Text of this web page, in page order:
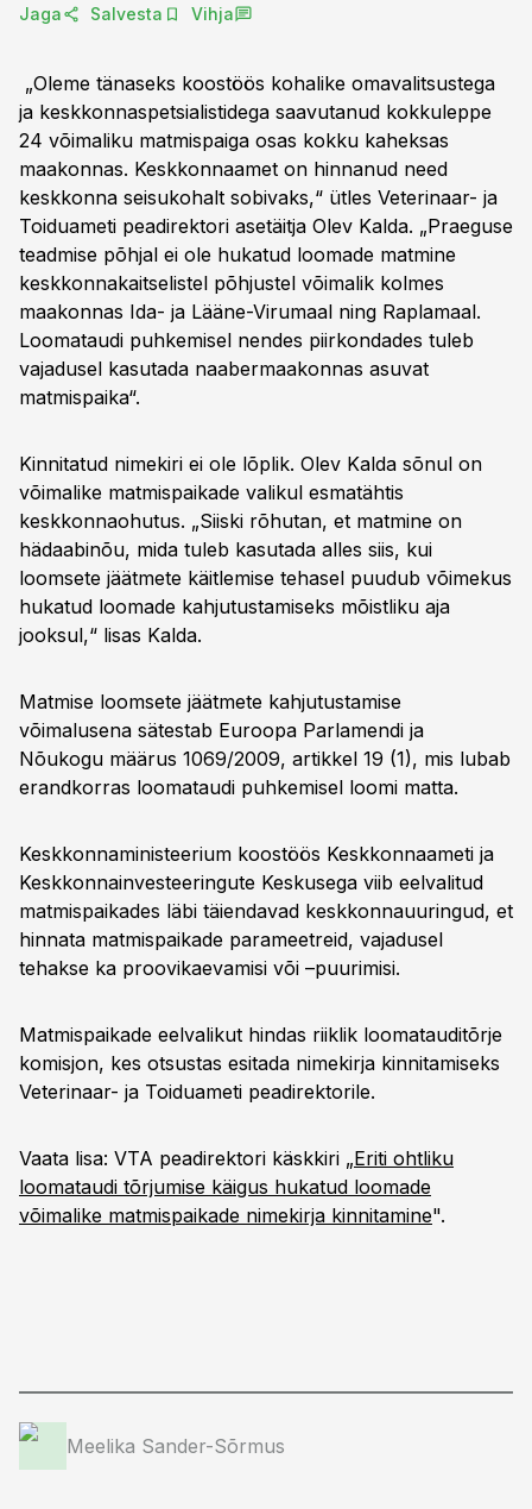
Jaga Salvesta Vihja
„Oleme tänaseks koostöös kohalike omavalitsustega
ja keskkonnaspetsialistidega saavutanud kokkuleppe
24 võimaliku matmispaiga osas kokku kaheksas
maakonnas. Keskkonnaamet on hinnanud need
keskkonna seisukohalt sobivaks,“ ütles Veterinaar- ja
Toiduameti peadirektori asetäitja Olev Kalda. „Praeguse
teadmise põhjal ei ole hukatud loomade matmine
keskkonnakaitselistel põhjustel võimalik kolmes
maakonnas Ida- ja Lääne-Virumaal ning Raplamaal.
Loomataudi puhkemisel nendes piirkondades tuleb
vajadusel kasutada naabermaakonnas asuvat
matmispaika“.
Kinnitatud nimekiri ei ole lõplik. Olev Kalda sõnul on
võimalike matmispaikade valikul esmatähtis
keskkonnaohutus. „Siiski rõhutan, et matmine on
hädaabinõu, mida tuleb kasutada alles siis, kui
loomsete jäätmete käitlemise tehasel puudub võimekus
hukatud loomade kahjutustamiseks mõistliku aja
jooksul,“ lisas Kalda.
Matmise loomsete jäätmete kahjutustamise
võimalusena sätestab Euroopa Parlamendi ja
Nõukogu määrus 1069/2009, artikkel 19 (1), mis lubab
erandkorras loomataudi puhkemisel loomi matta.
Keskkonnaministeerium koostöös Keskkonnaameti ja
Keskkonnainvesteeringute Keskusega viib eelvalitud
matmispaikades läbi täiendavad keskkonnauuringud, et
hinnata matmispaikade parameetreid, vajadusel
tehakse ka proovikaevamisi või –puurimisi.
Matmispaikade eelvalikut hindas riiklik loomatauditõrje
komisjon, kes otsustas esitada nimekirja kinnitamiseks
Veterinaar- ja Toiduameti peadirektorile.
Vaata lisa: VTA peadirektori käskkiri „Eriti ohtliku
loomataudi tõrjumise käigus hukatud loomade
võimalike matmispaikade nimekirja kinnitamine".
Meelika Sander-Sõrmus